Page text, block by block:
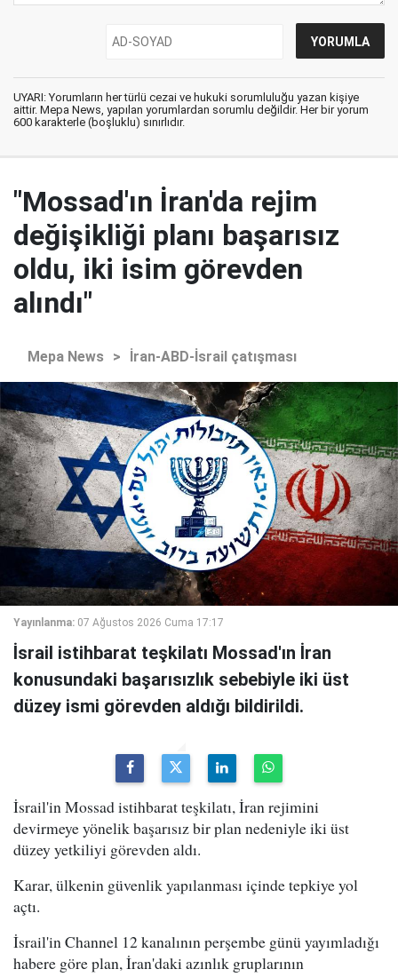
UYARI: Yorumların her türlü cezai ve hukuki sorumluluğu yazan kişiye
aittir. Mepa News, yapılan yorumlardan sorumlu değildir. Her bir yorum
600 karakterle (boşluklu) sınırlıdır.
"Mossad'ın İran'da rejim
değişikliği planı başarısız
oldu, iki isim görevden
alındı"
Mepa News > İran-ABD-İsrail çatışması
Yayınlanma: 07 Ağustos 2026 Cuma 17:17
İsrail istihbarat teşkilatı Mossad'ın İran
konusundaki başarısızlık sebebiyle iki üst
düzey ismi görevden aldığı bildirildi.
İsrail'in Mossad istihbarat teşkilatı, İran rejimini
devirmeye yönelik başarısız bir plan nedeniyle iki üst
düzey yetkiliyi görevden aldı.
Karar, ülkenin güvenlik yapılanması içinde tepkiye yol
açtı.
İsrail'in Channel 12 kanalının perşembe günü yayımladığı
habere göre plan, İran'daki azınlık gruplarının